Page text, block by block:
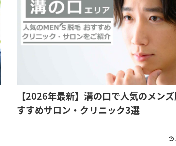
【2026年最新】溝の口で人気のメン
すすめサロン・クリニック3選